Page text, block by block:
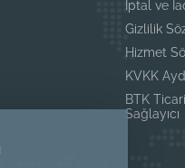
İptal ve
Gizlilik
Hizmet
KVKK
BTK
Sağlayıcı